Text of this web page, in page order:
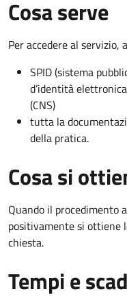
Cosa serve
Per accedere al servizio,
SPID (sistema
d’identità
(CNS)
tutta la
della pratica.
Cosa si
Quando il procedimento
positivamente si ottiene
chiesta.
Tempi e